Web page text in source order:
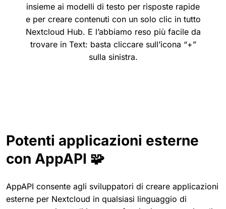
insieme ai modelli di testo per risposte rapide
e per creare contenuti con un solo clic in tutto
Nextcloud Hub. E l’abbiamo reso più facile da
trovare in Text: basta cliccare sull’icona “+”
sulla sinistra.
Potenti applicazioni esterne
con AppAPI 🧩
AppAPI consente agli sviluppatori di creare applicazioni
esterne per Nextcloud in qualsiasi linguaggio di